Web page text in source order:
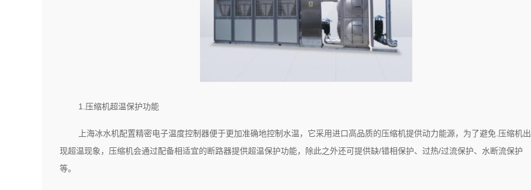
1.压缩机超温保护功能
上海冰水机配置精密电子温度控制器便于更加准确地控制水温，它采用进口高品质的压缩机提供动力能源，为了避免.压缩机出
现超温现象，压缩机会通过配备相适宜的断路器提供超温保护功能，除此之外还可提供缺/错相保护、过热/过流保护、水断流保护
等。